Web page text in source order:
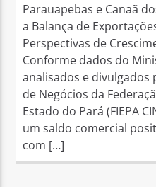
Parauapebas e Canaã
a Balança de
Perspectivas de
Conforme dados do
analisados e
de Negócios da
Estado do Pará (FIEPA
um saldo comercial
com […]